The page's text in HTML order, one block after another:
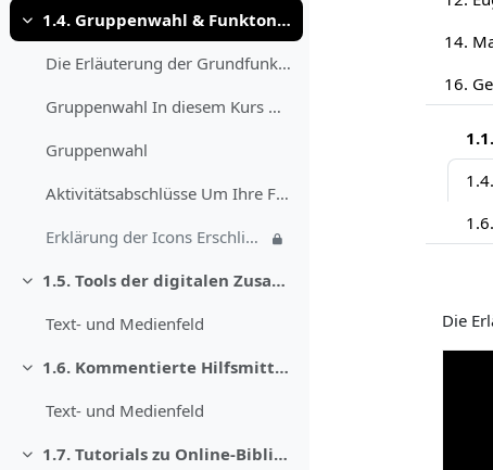
Minimalizuj
1.4. Gruppenwahl & Funktonsweise
Die Erläuterung der Grundfunktionen des Kurses „Dr...
Gruppenwahl In diesem Kurs werden phasenweise Disk...
Gruppenwahl
Aktivitätsabschlüsse Um Ihre Fortschritte im Kurs ...
Erklärung der Icons Erschließen: Hierbei handelt e...
Minimalizuj
1.5. Tools der digitalen Zusammenarbeit
Text- und Medienfeld
Minimalizuj
1.6. Kommentierte Hilfsmittel der Germanistik
Text- und Medienfeld
Minimalizuj
1.7. Tutorials zu Online-Bibliographien
Die